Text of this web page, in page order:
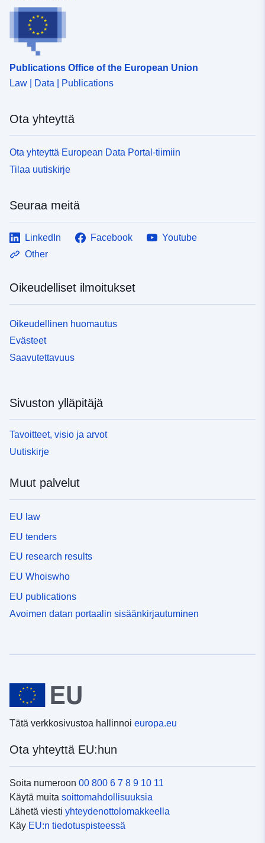
Publications Office of the European Union
Law | Data | Publications
Ota yhteyttä
Ota yhteyttä European Data Portal-tiimiin
Tilaa uutiskirje
Seuraa meitä
LinkedIn Facebook
Youtube
Other
Oikeudelliset ilmoitukset
Oikeudellinen huomautus
Evästeet
Saavutettavuus
Sivuston ylläpitäjä
Tavoitteet, visio ja arvot
Uutiskirje
Muut palvelut
EU law
EU tenders
EU research results
EU Whoiswho
EU publications
Avoimen datan portaalin sisäänkirjautuminen
Tätä verkkosivustoa hallinnoi europa.eu
Ota yhteyttä EU:hun
Soita numeroon 00 800 6 7 8 9 10 11
Käytä muita soittomahdollisuuksia
Lähetä viesti yhteydenottolomakkeella
Käy EU:n tiedotuspisteessä